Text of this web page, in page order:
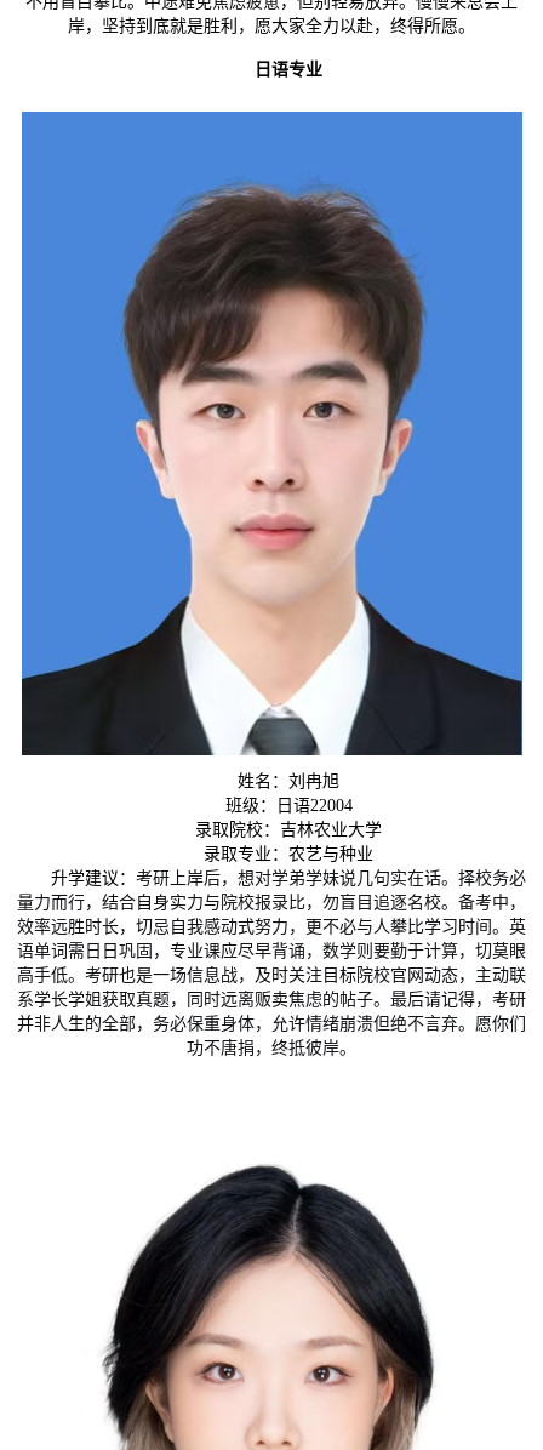
岸，坚持到底就是胜利，愿大家全力以赴，终得所愿。
日语专业
姓名：刘冉旭
班级：日语22004
录取院校：吉林农业大学
录取专业：农艺与种业
升学建议： 考研上岸后，想对学弟学妹说几句实在话。择校务必
量力而行，结合自身实力与院校报录比，勿盲目追逐名校。备考中，
效率远胜时长，切忌自我感动式努力，更不必与人攀比学习时间。英
语单词需日日巩固，专业课应尽早背诵，数学则要勤于计算，切莫眼
高手低。考研也是一场信息战，及时关注目标院校官网动态，主动联
系学长学姐获取真题，同时远离贩卖焦虑的帖子。最后请记得，考研
并非人生的全部，务必保重身体，允许情绪崩溃但绝不言弃。愿你们
功不唐捐，终抵彼岸。